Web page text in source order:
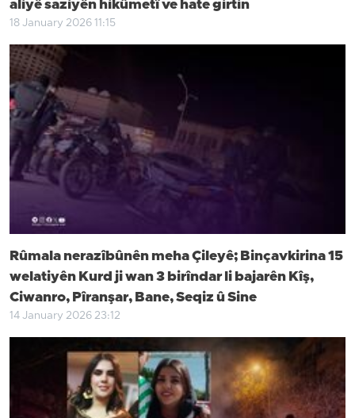
aliyê saziyên hikûmetî ve hate girtin
18 January 2026 11:15
Rûmala nerazîbûnên meha Çileyê; Binçavkirina 15
welatiyên Kurd ji wan 3 birîndar li bajarên Kîş,
Ciwanro, Pîranşar, Bane, Seqiz û Sine
14 January 2026 23:12